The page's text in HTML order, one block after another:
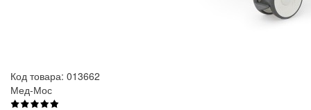
Код товара: 013662
Мед-Мос